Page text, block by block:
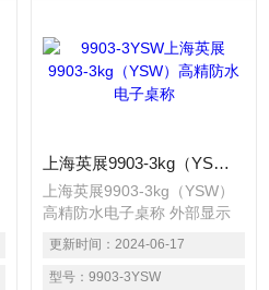
50/60 Hz DC12V/1A开关电
源，6V/4AH 充电电池。具有
计重及简易计数之功能。
上海英展9903-3kg（YSW）高精防水电子桌称
上海英展9903-3kg（YSW）
高精防水电子桌称 外部显示
精度可达1/15000,经SGS认证
防水等级可达 IP68。机
身搭配不锈钢秤盘以及支脚。
更新时间： 2024-06-17
型号： 9903-3YSW